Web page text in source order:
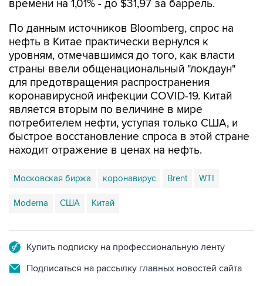
По данным источников Bloomberg, спрос на
уровням, отмечавшимся до того, как власти
страны ввели общенациональный "локдаун"
для предотвращения распространения
коронавирусной инфекции COVID-19. Китай
является вторым по величине в мире
потребителем нефти, уступая только США, и
быстрое восстановление спроса в этой стране
находит отражение в ценах на нефть.
Московская биржа коронавирус Brent WTI
Moderna США Китай
Подписаться на рассылку главных новостей сайта
Получать оперативные новости в официальном
канале